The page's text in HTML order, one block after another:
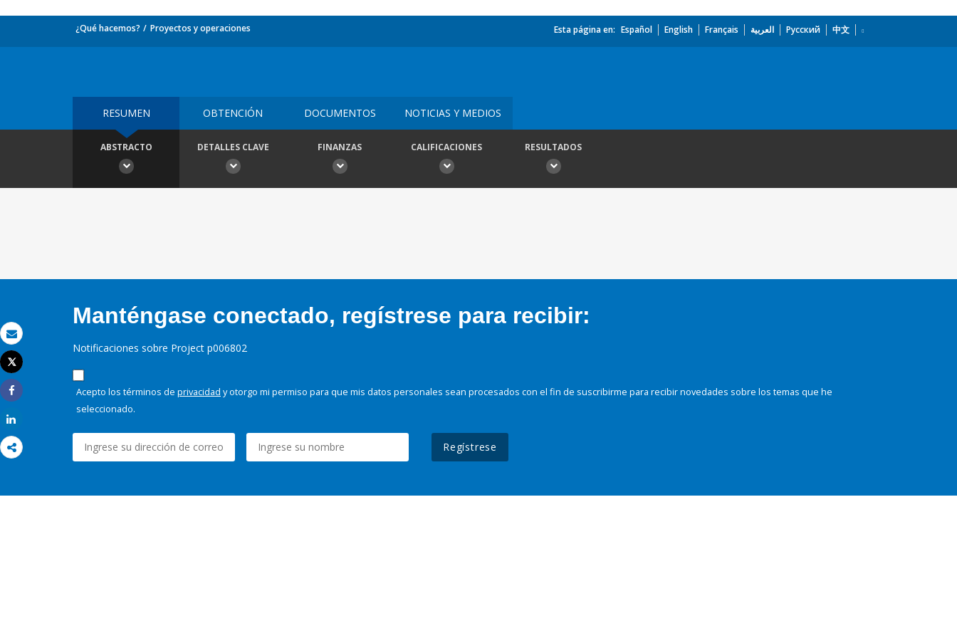
Correo electrónico
Imprimir
Tweet
Share
¿Qué hacemos? Proyectos y operaciones Esta página en: Español English Français العربية Русский 中文
RESUMEN OBTENCIÓN DOCUMENTOS NOTICIAS Y MEDIOS
ABSTRACTO DETALLES CLAVE FINANZAS CALIFICACIONES RESULTADOS
Manténgase conectado, regístrese para recibir:
Notificaciones sobre Project p006802
Acepto los términos de privacidad y otorgo mi permiso para que mis datos personales sean procesados con el fin de suscribirme para recibir novedades sobre los temas que he
seleccionado.
Regístrese